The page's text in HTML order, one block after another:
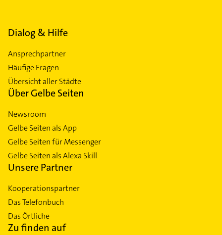
Dialog & Hilfe
Ansprechpartner
Häufige Fragen
Übersicht aller Städte
Über Gelbe Seiten
Newsroom
Gelbe Seiten als App
Gelbe Seiten für Messenger
Gelbe Seiten als Alexa Skill
Unsere Partner
Kooperationspartner
Das Telefonbuch
Das Örtliche
Zu finden auf